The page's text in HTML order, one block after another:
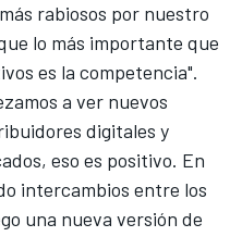
rabiosos por nuestro
lo más importante que
es la competencia".
a ver nuevos
digitales y
eso es positivo. En
intercambios entre los
una nueva versión de